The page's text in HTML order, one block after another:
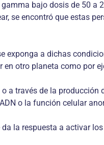
bajo dosis de 50 a
se encontró que estas
a dichas
otro planeta como por
a través de la
o la función celular
la respuesta a activar